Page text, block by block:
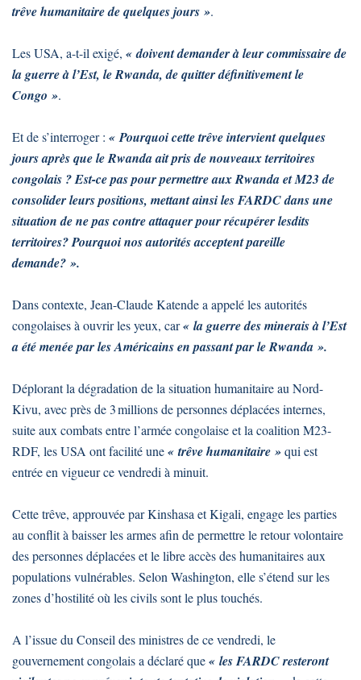
trêve humanitaire de quelques jours ».
Les USA, a-t-il exigé, « doivent demander à leur commissaire de
la guerre à l’Est, le Rwanda, de quitter définitivement le
Congo ».
Et de s’interroger : « Pourquoi cette trêve intervient quelques
jours après que le Rwanda ait pris de nouveaux territoires
congolais ? Est-ce pas pour permettre aux Rwanda et M23 de
consolider leurs positions, mettant ainsi les FARDC dans une
situation de ne pas contre attaquer pour récupérer lesdits
territoires? Pourquoi nos autorités acceptent pareille
demande? ».
Dans contexte, Jean-Claude Katende a appelé les autorités
congolaises à ouvrir les yeux, car« la guerre des minerais à l’Est
a été menée par les Américains en passant par le Rwanda ».
Déplorant la dégradation de la situation humanitaire au Nord-
Kivu, avec près de 3 millions de personnes déplacées internes,
suite aux combats entre l’armée congolaise et la coalition M23-
RDF, les USA ont facilité une« trêve humanitaire »qui est
entrée en vigueur ce vendredi à minuit.
Cette trêve, approuvée par Kinshasa et Kigali, engage les parties
au conflit à baisser les armes afin de permettre le retour volontaire
des personnes déplacées et le libre accès des humanitaires aux
populations vulnérables. Selon Washington, elle s’étend sur les
zones d’hostilité où les civils sont le plus touchés.
A l’issue du Conseil des ministres de ce vendredi, le
gouvernement congolais a déclaré que« les FARDC resteront